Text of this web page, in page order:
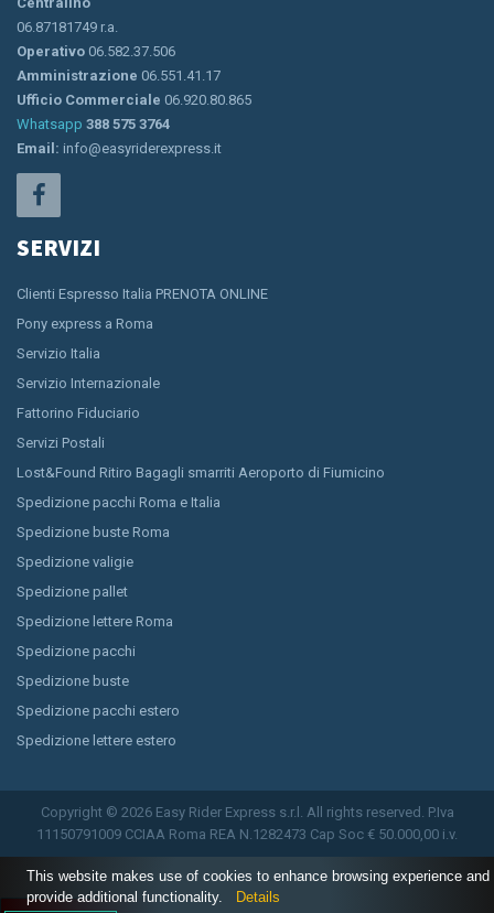
06.87181749 r.a.
Operativo 06.582.37.506
Amministrazione 06.551.41.17
Ufficio Commerciale 06.920.80.865
Whatsapp 388 575 3764
Email: info@easyriderexpress.it
SERVIZI
Clienti Espresso Italia PRENOTA ONLINE
Pony express a Roma
Servizio Italia
Servizio Internazionale
Fattorino Fiduciario
Servizi Postali
Lost&Found Ritiro Bagagli smarriti Aeroporto di Fiumicino
Spedizione pacchi Roma e Italia
Spedizione buste Roma
Spedizione valigie
Spedizione pallet
Spedizione lettere Roma
Spedizione pacchi
Spedizione buste
Spedizione pacchi estero
Spedizione lettere estero
Copyright © 2026 Easy Rider Express s.r.l. All rights reserved. P.Iva
11150791009 CCIAA Roma REA N.1282473 Cap Soc € 50.000,00 i.v.
This website makes use of cookies to enhance browsing experience and
provide additional functionality.
Details